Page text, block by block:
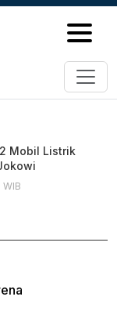
Mobil Listrik